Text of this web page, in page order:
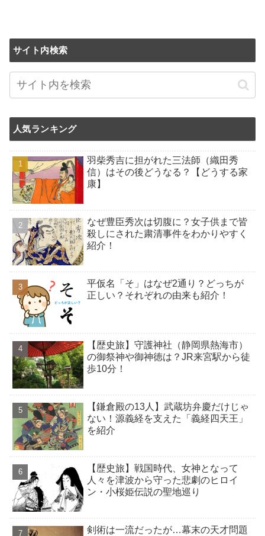
サイト内検索
人気ランキング
羽柴秀吉に担がれた三法師（織田秀
信）はその後どうなる？【どうする家
康】
なぜ豊臣秀次は切腹に？女子供まで皆
殺しにされた粛清事件をわかりやすく
紹介！
平仮名「そ」はなぜ2通り？どっちが
正しい？それぞれの由来も紹介！
【歴史旅】守護神社（静岡県熱海市）
の御祭神や御神徳は？JR来宮駅から徒
歩10分！
【鎌倉殿の13人】武蔵坊弁慶だけじゃ
ない！源義経を支えた「義経四天王」
を紹介
【歴史旅】戦国時代、女神となって
人々を津波から守った悲劇のヒロイ
ン・小桜姫伝説の聖地巡り
剣術は一流だったが…幕末の天才問題